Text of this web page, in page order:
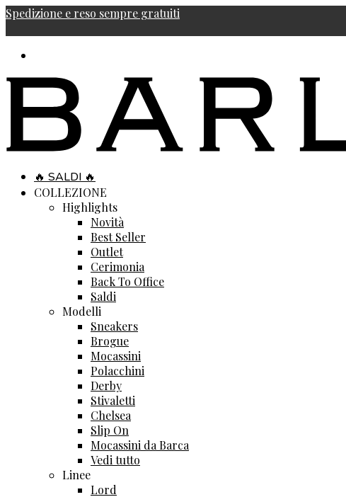
Spedizione e reso sempre gratuiti
🔥 SALDI 🔥
COLLEZIONE
Highlights
Novità
Best Seller
Outlet
Cerimonia
Back To Office
Saldi
Modelli
Sneakers
Brogue
Mocassini
Polacchini
Derby
Stivaletti
Chelsea
Slip On
Mocassini da Barca
Vedi tutto
Linee
Lord